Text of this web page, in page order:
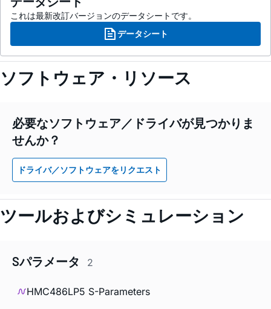
これは最新改訂バージョンのデータシートです。
データシート
ソフトウェア・リソース
必要なソフトウェア／ドライバが見つかりま
せんか？
ドライバ／ソフトウェアをリクエスト
ツールおよびシミュレーション
Sパラメータ 2
HMC486LP5 S-Parameters